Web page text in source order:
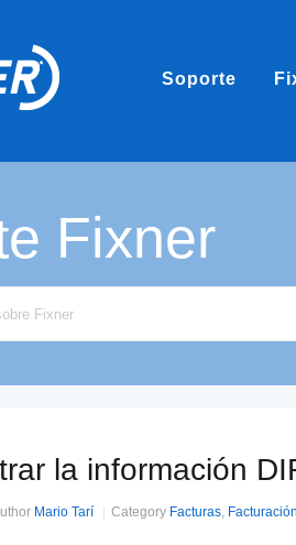
Soporte
Fixner
la información
Mario Tarí Category Facturas,